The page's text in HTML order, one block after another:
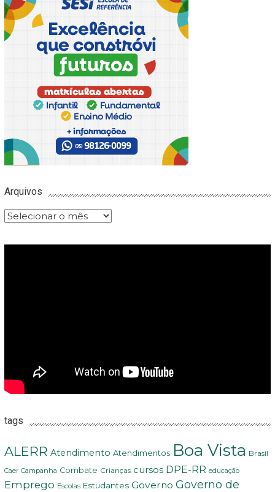
Arquivos
Arquivos
tags
ALERR Atendimento Atendimentos Boa Vista Brasil
Caer Campanha Combate Crianças cursos DPE-RR educação
Emprego Escolas Estudantes Governo Governo de